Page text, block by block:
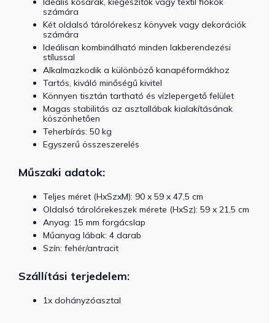
számára
Két oldalsó tárolórekesz könyvek vagy dekorációk
számára
Ideálisan kombinálható minden lakberendezési
stílussal
Alkalmazkodik a különböző kanapéformákhoz
Tartós, kiváló minőségű kivitel
Könnyen tisztán tartható és vízlepergető felület
Magas stabilitás az asztallábak kialakításának
köszönhetően
Teherbírás: 50 kg
Egyszerű összeszerelés
Műszaki adatok:
Teljes méret (HxSzxM): 90 x 59 x 47,5 cm
Oldalsó tárolórekeszek mérete (HxSz): 59 x 21,5 cm
Anyag: 15 mm forgácslap
Műanyag lábak: 4 darab
Szín: fehér/antracit
Szállítási terjedelem:
1x dohányzóasztal